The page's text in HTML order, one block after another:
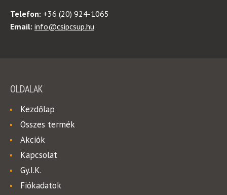
Telefon: +36 (20) 924-1065
Email: info@csipcsup.hu
OLDALAK
Kezdőlap
Összes termék
Akciók
Kapcsolat
Gy.I.K.
Fiókadatok